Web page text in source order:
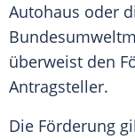
Autohaus oder
überweist den
Antragsteller.
Die Förderung